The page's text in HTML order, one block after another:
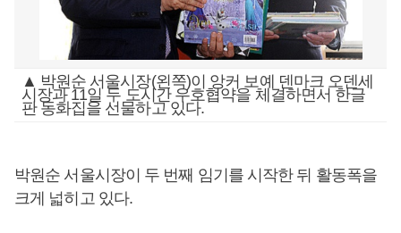
▲ 박원순 서울시장(왼쪽)이 앙커 보예 덴마크 오덴세
시장과 11일 두 도시간 우호협약을 체결하면서 한글
판 동화집을 선물하고 있다.
박원순 서울시장이 두 번째 임기를 시작한 뒤 활동폭을
크게 넓히고 있다.